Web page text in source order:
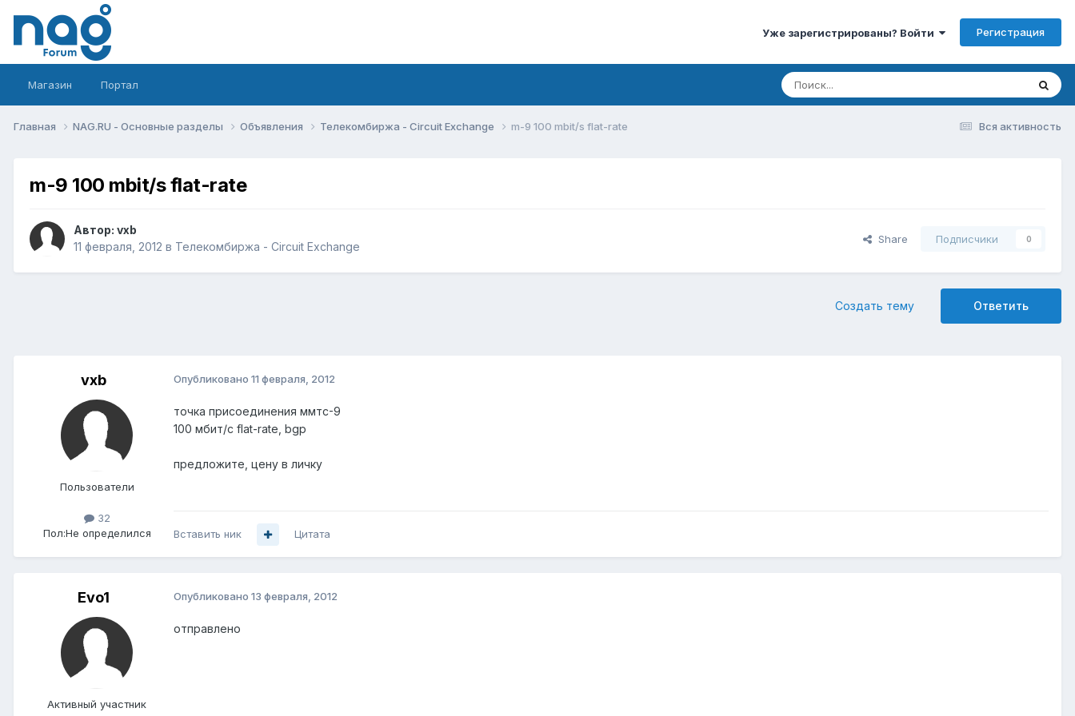
Уже зарегистрированы? Войти Регистрация
Магазин Портал
Вся активность
Главная NAG.RU - Основные разделы Объявления Телекомбиржа - Circuit Exchange m-9 100 mbit/s flat-rate
m-9 100 mbit/s flat-rate
Автор: vxb
11 февраля, 2012 в Телекомбиржа - Circuit Exchange
Share Подписчики 0
Ответить
Создать тему
vxb
Пользователи
32
Пол:Не определился
Опубликовано 11 февраля, 2012
точка присоединения ммтс-9
100 мбит/с flat-rate, bgp
предложите, цену в личку
Вставить ник Цитата
Evo1
Активный участник
Опубликовано 13 февраля, 2012
отправлено